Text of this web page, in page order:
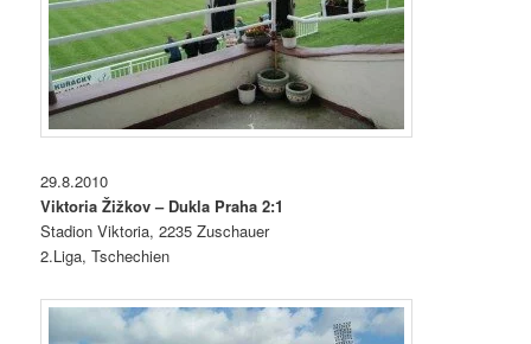
29.8.2010
Viktoria Žižkov – Dukla Praha 2:1
Stadion Viktoria, 2235 Zuschauer
2.Liga, Tschechien